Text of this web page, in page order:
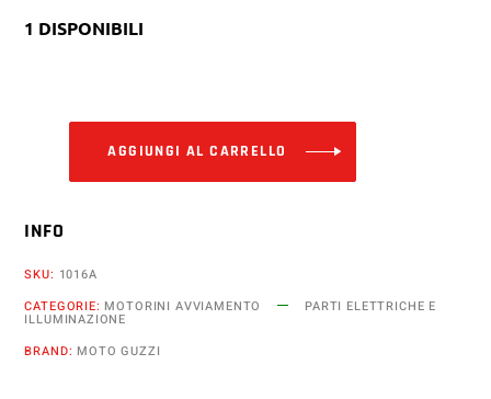
1 DISPONIBILI
AGGIUNGI AL CARRELLO
INFO
SKU: 1016A
CATEGORIE: MOTORINI AVVIAMENTO PARTI ELETTRICHE E
ILLUMINAZIONE
BRAND: MOTO GUZZI